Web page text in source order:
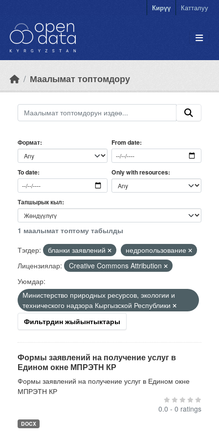
Кирүү Катталуу
Маалымат топтомдору
Формат From date
To date Only with resources
Тапшырык кыл
1 маалымат топтому табылды
Тэгдер:
бланки заявлений
недропользование
Лицензиялар:
Creative Commons Attribution
Уюмдар:
Министерство природных ресурсов, экологии и
технического надзора Кыргызской Республики
Фильтрдин жыйынтыктары
Формы заявлений на получение услуг в
Едином окне МПРЭТН КР
Формы заявлений на получение услуг в Едином окне
МПРЭТН КР
0.0 - 0 ratings
DOCX